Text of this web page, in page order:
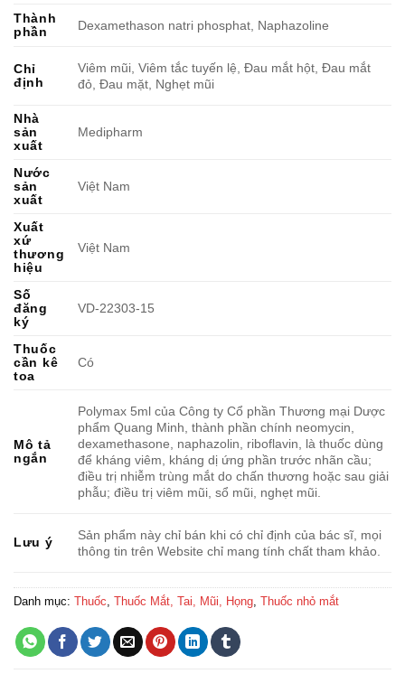
Thành
phần
Dexamethason natri phosphat, Naphazoline
Chỉ
định
Viêm mũi, Viêm tắc tuyến lệ, Đau mắt hột, Đau mắt
đỏ, Đau mặt, Nghẹt mũi
Nhà
sản
xuất
Medipharm
Nước
sản
xuất
Việt Nam
Xuất
xứ
thương
hiệu
Việt Nam
Số
đăng
ký
VD-22303-15
Thuốc
cần kê
toa
Có
Mô tả
ngắn
Polymax 5ml của Công ty Cổ phần Thương mại Dược
phẩm Quang Minh, thành phần chính neomycin,
dexamethasone, naphazolin, riboflavin, là thuốc dùng
để kháng viêm, kháng dị ứng phần trước nhãn cầu;
điều trị nhiễm trùng mắt do chấn thương hoặc sau giải
phẫu; điều trị viêm mũi, sổ mũi, nghẹt mũi.
Lưu ý
Sản phẩm này chỉ bán khi có chỉ định của bác sĩ, mọi
thông tin trên Website chỉ mang tính chất tham khảo.
Danh mục: Thuốc Thuốc Mắt, Tai, Mũi, Họng Thuốc nhỏ mắt